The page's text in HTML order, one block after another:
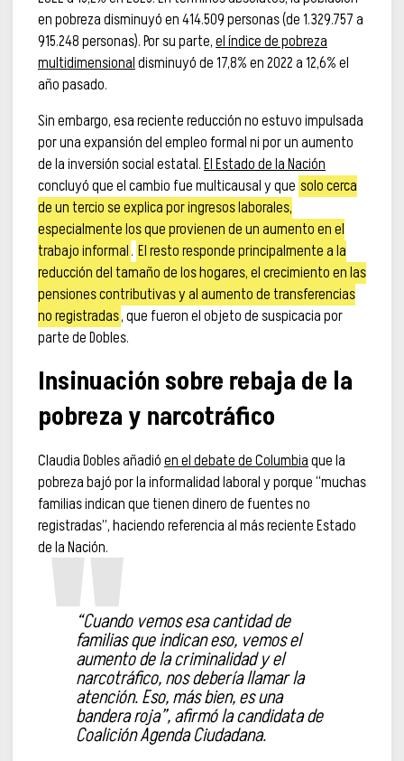
en pobreza disminuyó en 414.509 personas (de 1.329.757 a
915.248 personas). Por su parte,el índice de pobreza
multidimensionaldisminuyó de 17,8% en 2022 a 12,6% el
año pasado.
Sin embargo, esa reciente reducción no estuvo impulsada
por una expansión del empleo formal ni por un aumento
de la inversión social estatal.El Estado de la Nación
concluyó que el cambio fue multicausal y que solo cerca
de un tercio se explica por ingresos laborales,
especialmente los que provienen de un aumento en el
trabajo informal. El resto responde principalmente a la
reducción del tamaño de los hogares, el crecimiento en las
pensiones contributivas y al aumento de transferencias
no registradas, que fueron el objeto de suspicacia por
parte de Dobles.
Insinuación sobre rebaja de la
pobreza y narcotráfico
Claudia Dobles añadióen el debate de Columbiaque la
pobreza bajó por la informalidad laboral y porque “muchas
familias indican que tienen dinero de fuentes no
registradas”, haciendo referencia al más reciente Estado
de la Nación.
“Cuando vemos esa cantidad de
familias que indican eso, vemos el
aumento de la criminalidad y el
narcotráfico, nos debería llamar la
atención. Eso, más bien, es una
bandera roja”, afirmó la candidata de
Coalición Agenda Ciudadana.